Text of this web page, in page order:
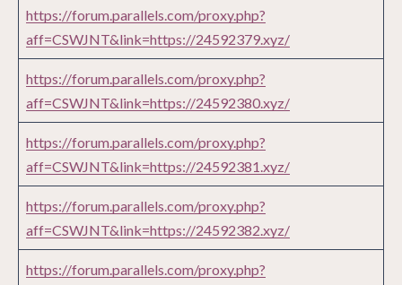
https://forum.parallels.com/proxy.php?
aff=CSWJNT&link=https://24592379.xyz/
https://forum.parallels.com/proxy.php?
aff=CSWJNT&link=https://24592380.xyz/
https://forum.parallels.com/proxy.php?
aff=CSWJNT&link=https://24592381.xyz/
https://forum.parallels.com/proxy.php?
aff=CSWJNT&link=https://24592382.xyz/
https://forum.parallels.com/proxy.php?